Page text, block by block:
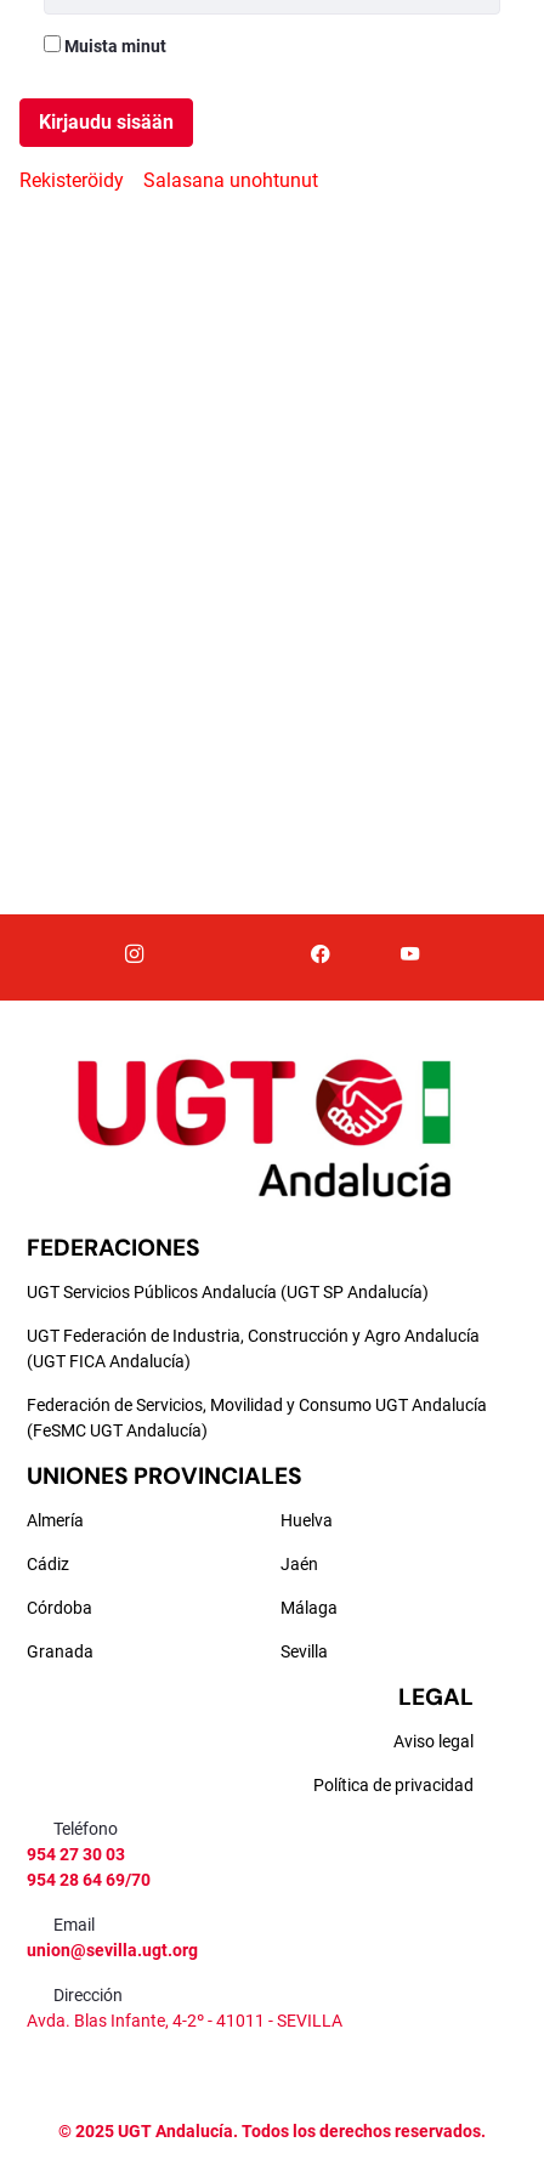
Muista minut
Kirjaudu sisään
Rekisteröidy Salasana unohtunut
FEDERACIONES
UGT Servicios Públicos Andalucía (UGT SP Andalucía)
UGT Federación de Industria, Construcción y Agro Andalucía
(UGT FICA Andalucía)
Federación de Servicios, Movilidad y Consumo UGT Andalucía
(FeSMC UGT Andalucía)
UNIONES PROVINCIALES
Almería
Cádiz
Córdoba
Granada
Huelva
Jaén
Málaga
Sevilla
LEGAL
Aviso legal
Política de privacidad
Teléfono
954 27 30 03
954 28 64 69/70
Email
union@sevilla.ugt.org
Dirección
Avda. Blas Infante, 4-2º - 41011 - SEVILLA
©2025UGT Andalucía. Todos los derechos reservados.